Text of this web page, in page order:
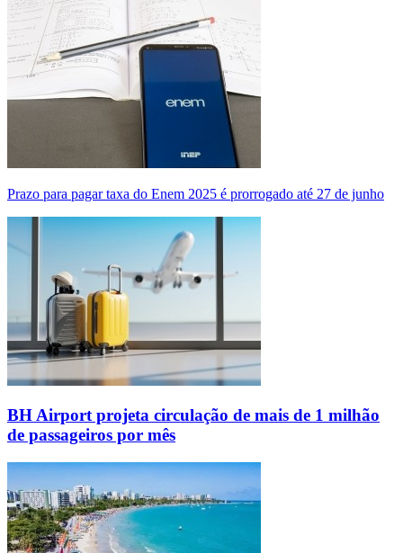
Prazo para pagar taxa do Enem 2025 é prorrogado até 27 de junho
BH Airport projeta circulação de mais de 1 milhão
de passageiros por mês